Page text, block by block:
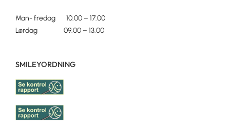
Man- fredag 10.00 – 17.00
Lørdag 09.00 – 13.00
SMILEYORDNING